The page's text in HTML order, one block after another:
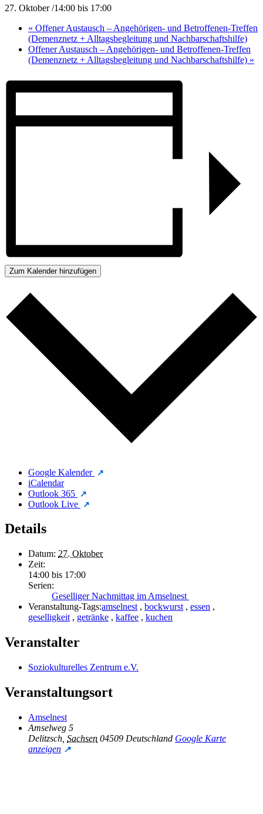
27. Oktober /14:00 bis 17:00
« Offener Austausch – Angehörigen- und Betroffenen-Treffen
(Demenznetz + Alltagsbegleitung und Nachbarschaftshilfe)
Offener Austausch – Angehörigen- und Betroffenen-Treffen
(Demenznetz + Alltagsbegleitung und Nachbarschaftshilfe) »
Zum Kalender hinzufügen
Google Kalender
iCalendar
Outlook 365
Outlook Live
Details
Datum: 27. Oktober
Zeit:
14:00 bis 17:00
Serien:
Geselliger Nachmittag im Amselnest
Veranstaltung-Tags:amselnest , bockwurst , essen ,
geselligkeit , getränke , kaffee , kuchen
Veranstalter
Soziokulturelles Zentrum e.V.
Veranstaltungsort
Amselnest
Amselweg 5
Delitzsch Sachsen 04509 Deutschland Google Karte
anzeigen